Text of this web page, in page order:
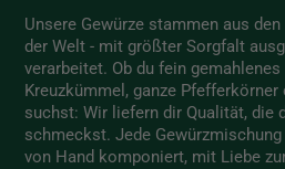
Unsere Gewürze stammen aus
der Welt - mit größter Sorgfalt
verarbeitet. Ob du fein
Kreuzkümmel, ganze
suchst: Wir liefern dir Qualität, die
schmeckst. Jede
von Hand komponiert, mit Liebe